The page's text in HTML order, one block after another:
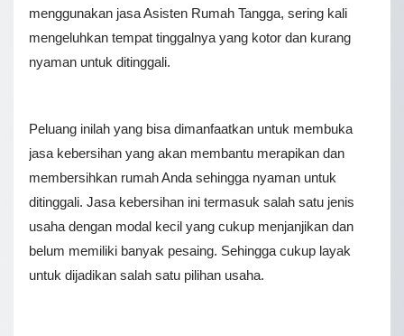
menggunakan jasa Asisten Rumah Tangga, sering kali
mengeluhkan tempat tinggalnya yang kotor dan kurang
nyaman untuk ditinggali.
Peluang inilah yang bisa dimanfaatkan untuk membuka
jasa kebersihan yang akan membantu merapikan dan
membersihkan rumah Anda sehingga nyaman untuk
ditinggali. Jasa kebersihan ini termasuk salah satu jenis
usaha dengan modal kecil yang cukup menjanjikan dan
belum memiliki banyak pesaing. Sehingga cukup layak
untuk dijadikan salah satu pilihan usaha.